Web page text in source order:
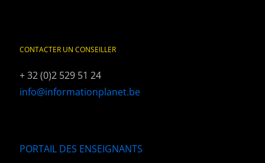
CONTACTER UN CONSEILLER
+ 32 (0)2 529 51 24
info@informationplanet.be
PORTAIL DES ENSEIGNANTS